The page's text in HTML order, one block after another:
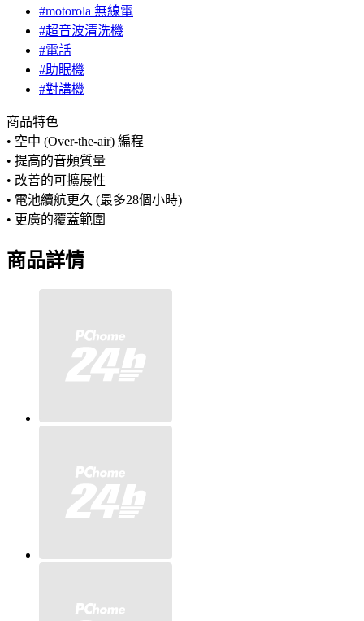
#motorola 無線電
#超音波清洗機
#電話
#助眠機
#對講機
商品特色
• 空中 (Over-the-air) 編程
• 提高的音頻質量
• 改善的可擴展性
• 電池續航更久 (最多28個小時)
• 更廣的覆蓋範圍
商品詳情